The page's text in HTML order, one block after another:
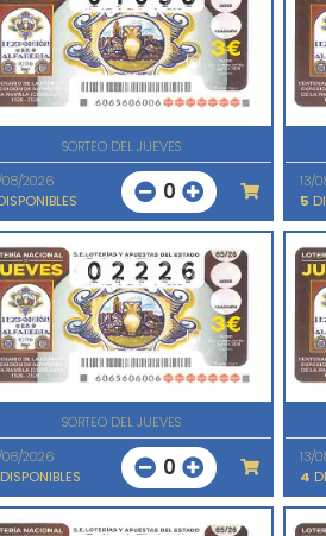
SORTEO DEL JUEVES
08/2026
0
13/
5
SORTEO DEL JUEVES
08/2026
DISPONIBLES 0
13/
4